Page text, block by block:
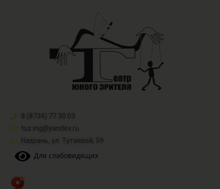
8 (8734) 77 30 03
tuz.ing@yandex.ru​
Назрань, ул. Тутаевой, 59
Для слабовидящих